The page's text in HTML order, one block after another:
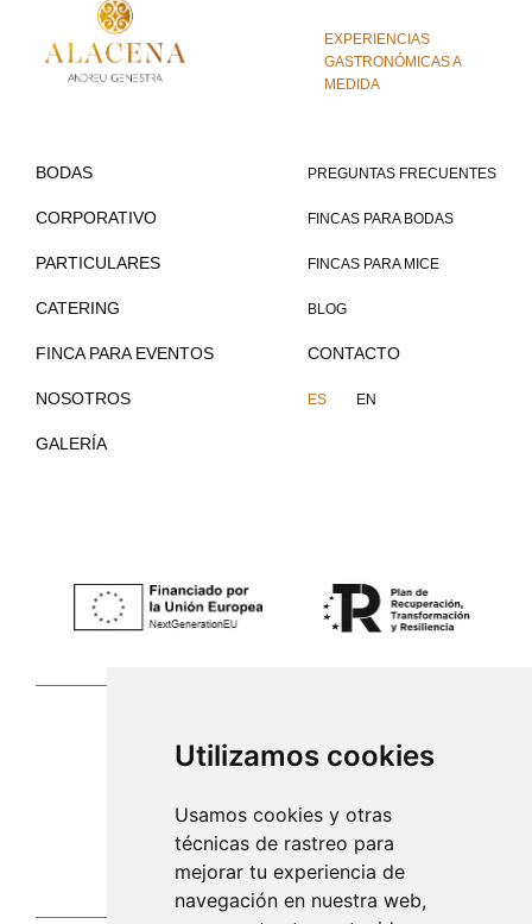
Utilizamos cookies
Usamos cookies y otras
técnicas de rastreo para
mejorar tu experiencia de
navegación en nuestra web,
EXPERIENCIAS
GASTRONÓMICAS A
MEDIDA
BODAS
CORPORATIVO
PARTICULARES
CATERING
FINCA PARA EVENTOS
NOSOTROS
GALERÍA
PREGUNTAS FRECUENTES
FINCAS PARA BODAS
FINCAS PARA MICE
BLOG
CONTACTO
ES EN
971 253 398
sac@alacenadegenestra.com